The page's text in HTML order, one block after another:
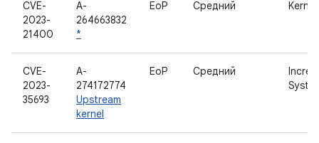
CVE-
2023-
21400
A-
264663832
*
EoP Средний
CVE-
2023-
35693
A-
274172774
Upstream
kernel
EoP Средний